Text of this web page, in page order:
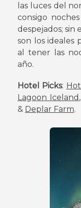
las luces del
consigo
despejados; sin
son los ideales
al tener las
año.
Hotel Picks:
Lagoon Iceland ,
& Deplar Farm.